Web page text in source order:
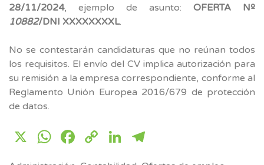
28/11/2024, ejemplo de asunto: OFERTA Nº
10882/DNI XXXXXXXXL.
No se contestarán candidaturas que no reúnan todos
los requisitos. El envío del CV implica autorización para
su remisión a la empresa correspondiente, conforme al
Reglamento Unión Europea 2016/679 de protección
de datos.
X WhatsApp
Facebook
CopyLinkedIn